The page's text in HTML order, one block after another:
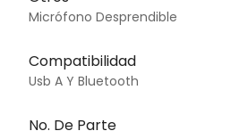
Micrófono Desprendible
Compatibilidad
Usb A Y Bluetooth
No. De Parte